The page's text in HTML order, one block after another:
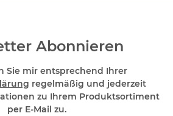
Abonnieren
Sie mir entsprechend Ihrer
regelmäßig und jederzeit
zu Ihrem Produktsortiment
per E-Mail zu.